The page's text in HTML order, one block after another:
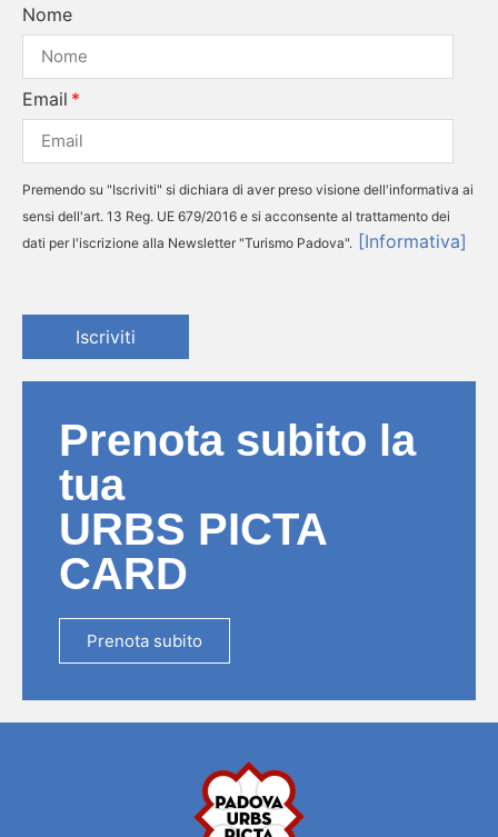
Nome
Email
Premendo su "Iscriviti" si dichiara di aver preso visione dell'informativa ai
sensi dell'art. 13 Reg. UE 679/2016 e si acconsente al trattamento dei
dati per l'iscrizione alla Newsletter "Turismo Padova". [Informativa]
Iscriviti
Prenota subito la
tua
URBS PICTA
CARD
Prenota subito